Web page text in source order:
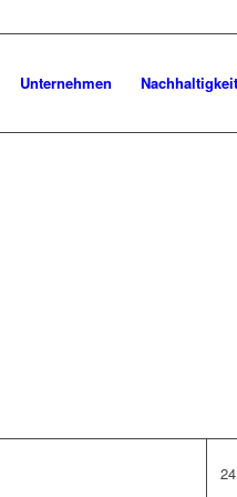
Unternehmen Nachhaltigkeit